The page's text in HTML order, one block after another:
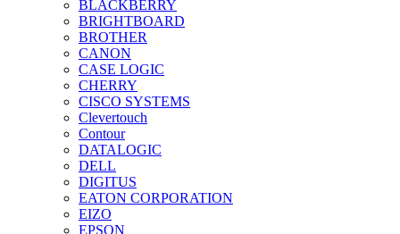
BLACKBERRY
BRIGHTBOARD
BROTHER
CANON
CASE LOGIC
CHERRY
CISCO SYSTEMS
Clevertouch
Contour
DATALOGIC
DELL
DIGITUS
EATON CORPORATION
EIZO
EPSON